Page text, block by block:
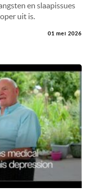
en slaapissues
uit is.
01 mei 2026